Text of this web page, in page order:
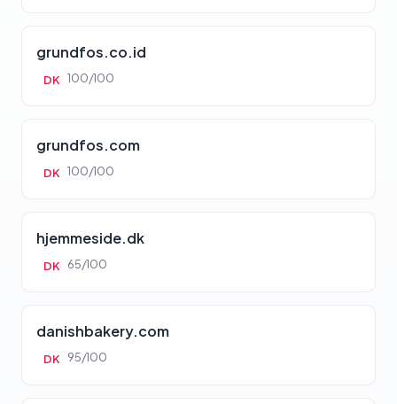
grundfos.co.id
DK 100/100
grundfos.com
DK 100/100
hjemmeside.dk
DK 65/100
danishbakery.com
DK 95/100